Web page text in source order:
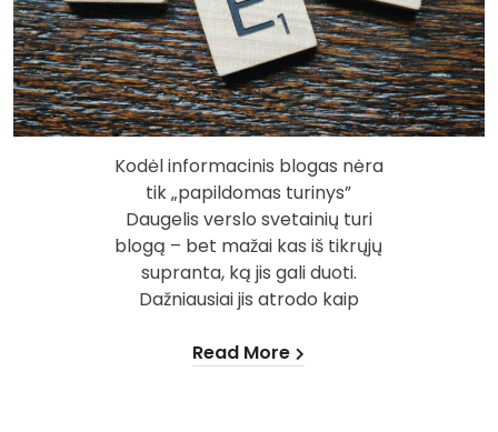
Kodėl informacinis blogas nėra
tik „papildomas turinys”
Daugelis verslo svetainių turi
blogą – bet mažai kas iš tikrųjų
supranta, ką jis gali duoti.
Dažniausiai jis atrodo kaip
Read More